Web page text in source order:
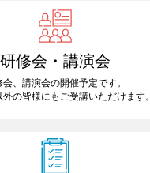
研修会・講演会
会、講演会の開催予定です。
の皆様にも ご受講いただけます。